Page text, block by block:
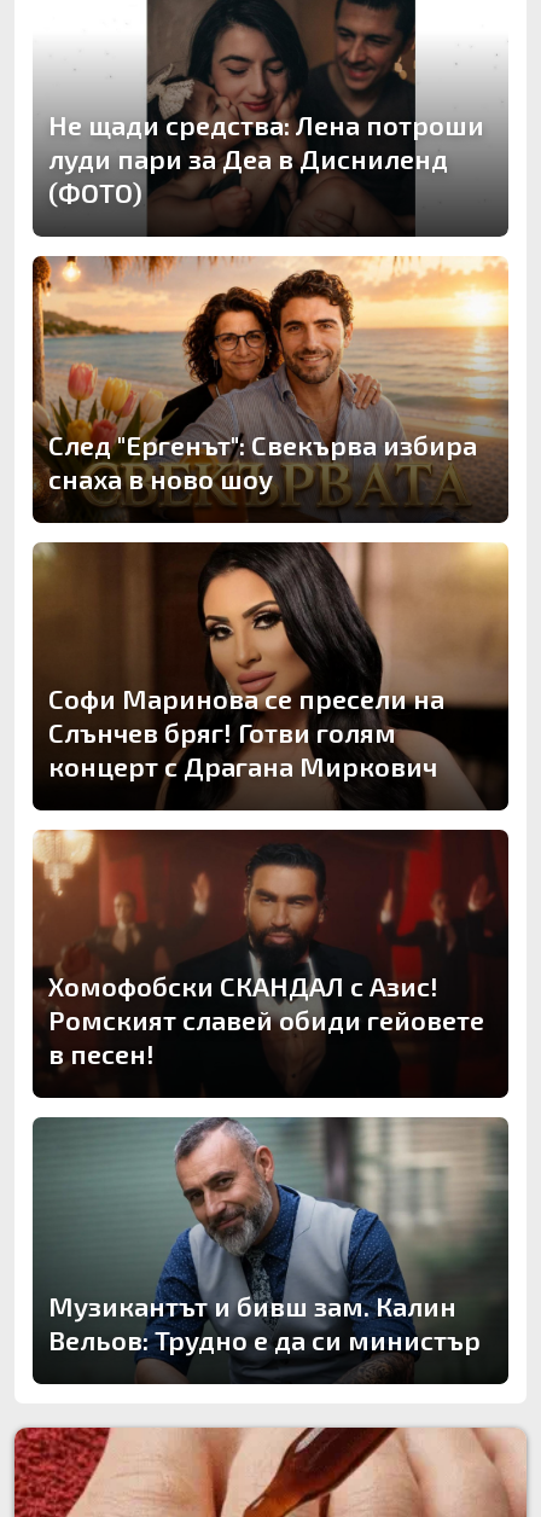
Не щади средства: Лена потроши
луди пари за Деа в Дисниленд
(ФОТО)
След "Ергенът": Свекърва избира
снаха в ново шоу
Софи Маринова се пресели на
Слънчев бряг! Готви голям
концерт с Драгана Миркович
Хомофобски СКАНДАЛ с Азис!
Ромският славей обиди гейовете
в песен!
Музикантът и бивш зам. Калин
Вельов: Трудно е да си министър